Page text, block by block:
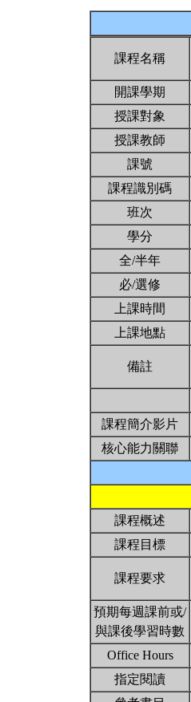
課程名稱
開課學期
授課對象
授課教師
課號
課程識別碼
班次
學分
全/半年
必/選修
上課時間
上課地點
備註
課程簡介影片
核心能力關聯
課程概述
課程目標
課程要求
預期每週課前或/
與課後學習時數
Office Hours
指定閱讀